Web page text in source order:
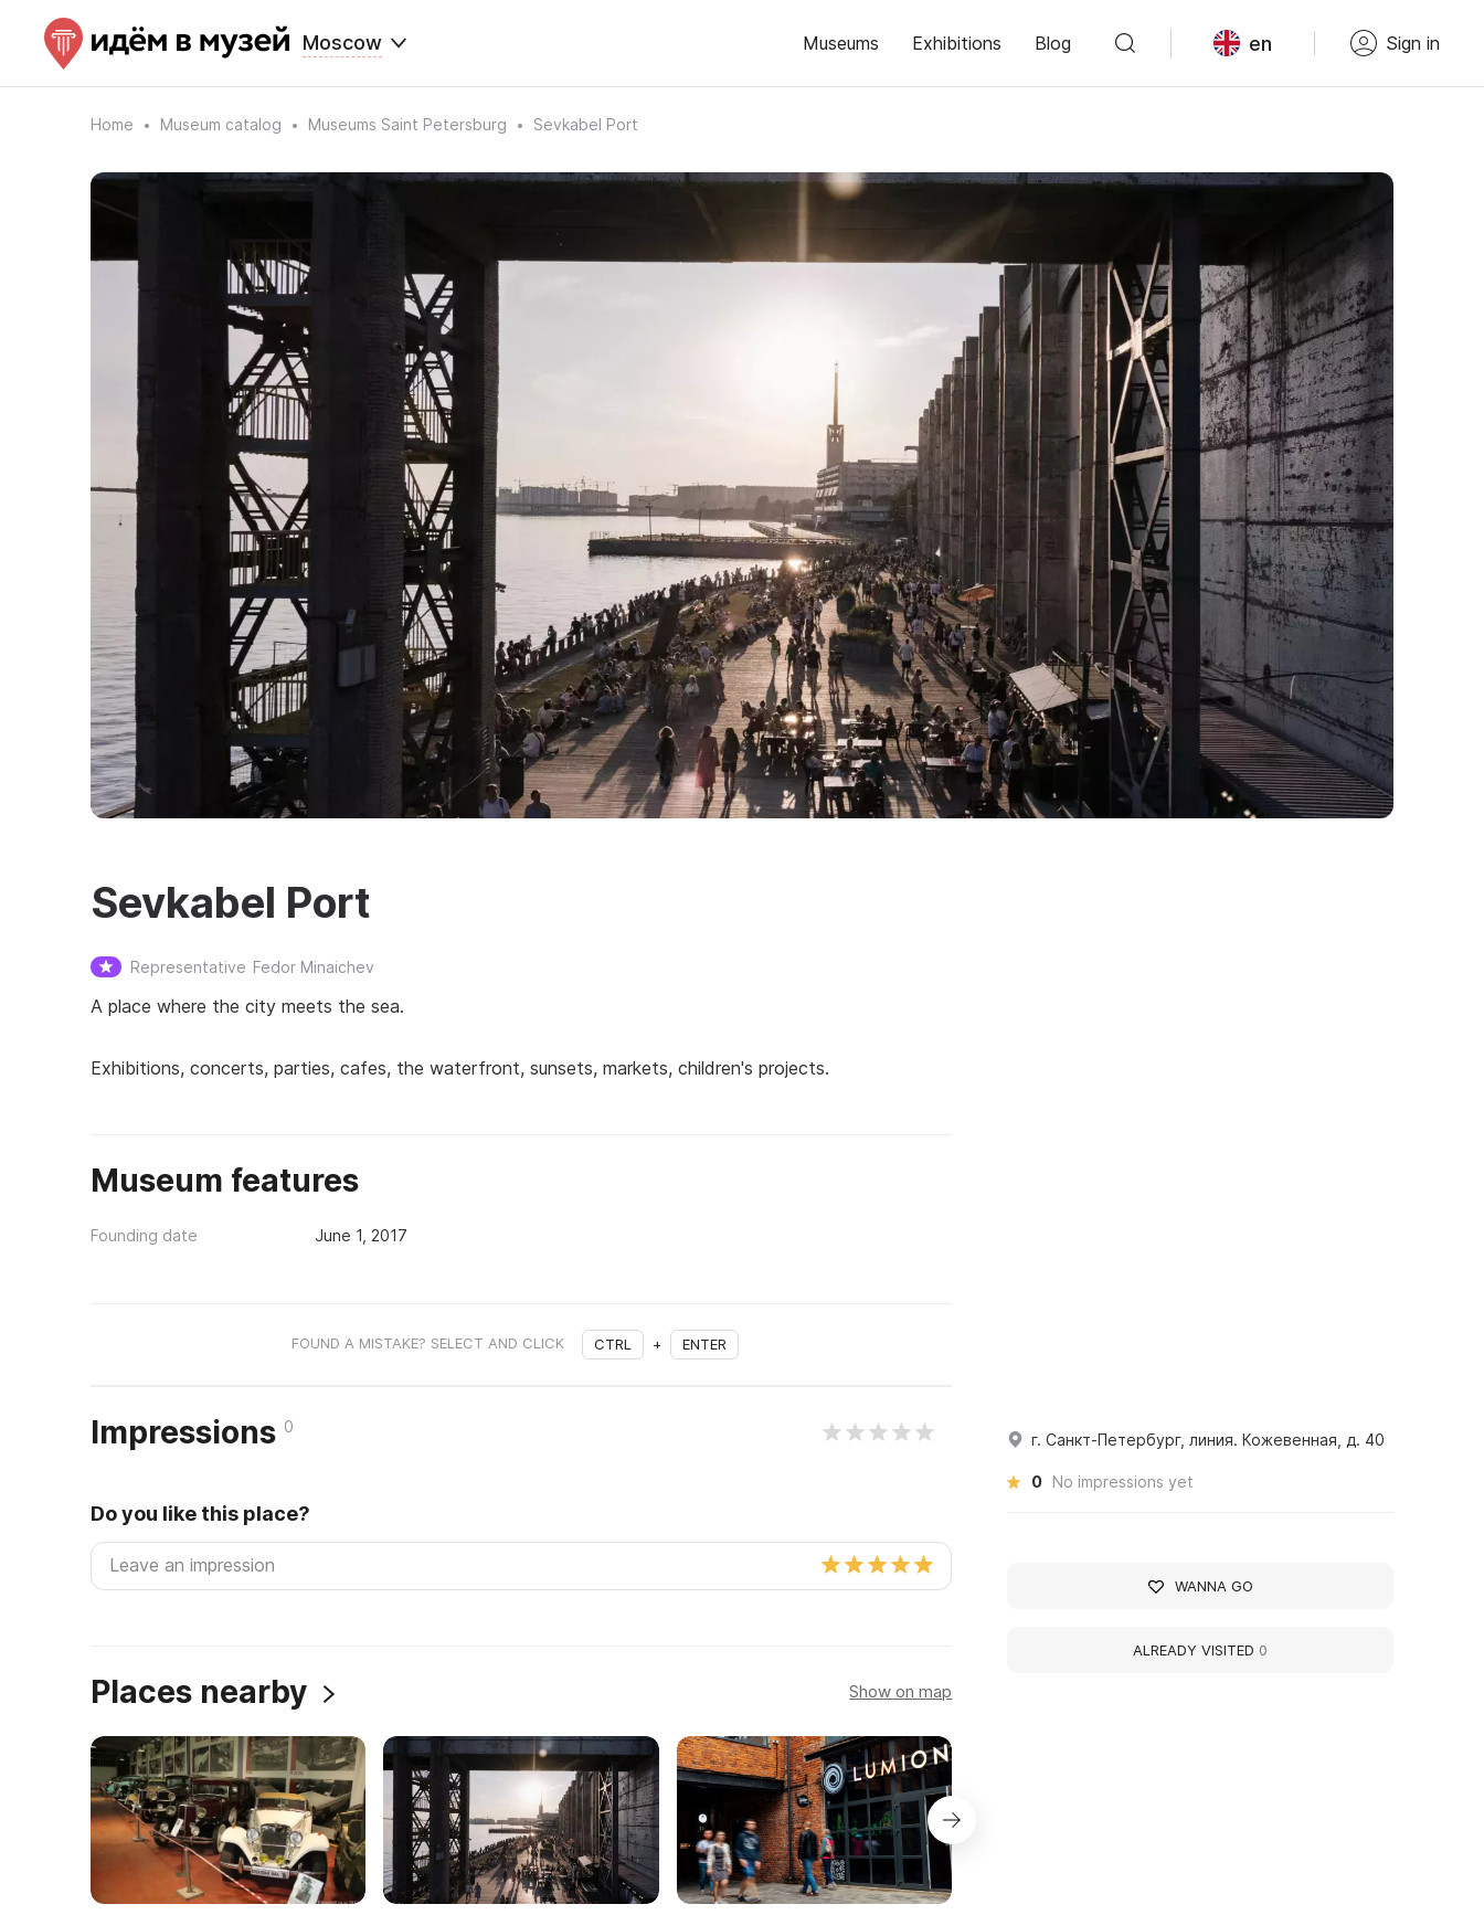
Moscow Museums Exhibitions Blog en Sign in
Home Museum catalog Museums Saint Petersburg Sevkabel Port
Sevkabel Port
Representative Fedor Minaichev
A place where the city meets the sea.
Exhibitions, concerts, parties, cafes, the waterfront, sunsets, markets, children's projects.
Museum features
Founding date June 1, 2017
FOUND A MISTAKE? SELECT AND CLICK CTRL + ENTER
Impressions 0
Do you like this place?
Places nearby Show on map
г. Санкт-Петербург, линия. Кожевенная, д. 40
0 No impressions yet
WANNA GO
ALREADY VISITED 0